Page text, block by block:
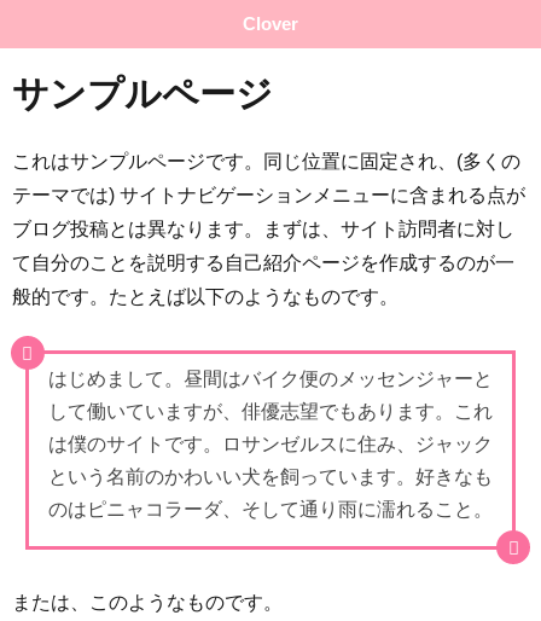
Clover
サンプルページ
これはサンプルページです。同じ位置に固定され、(多くの
テーマでは) サイトナビゲーションメニューに含まれる点が
ブログ投稿とは異なります。まずは、サイト訪問者に対し
て自分のことを説明する自己紹介ページを作成するのが一
般的です。たとえば以下のようなものです。
はじめまして。昼間はバイク便のメッセンジャーと
して働いていますが、俳優志望でもあります。これ
は僕のサイトです。ロサンゼルスに住み、ジャック
という名前のかわいい犬を飼っています。好きなも
のはピニャコラーダ、そして通り雨に濡れること。
または、このようなものです。